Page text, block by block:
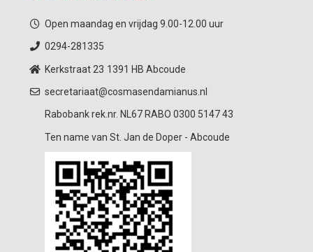
Open maandag en vrijdag 9.00-12.00 uur
0294-281335
Kerkstraat 23 1391 HB Abcoude
secretariaat@cosmasendamianus.nl
Rabobank rek.nr. NL67 RABO 0300 5147 43
Ten name van St. Jan de Doper - Abcoude